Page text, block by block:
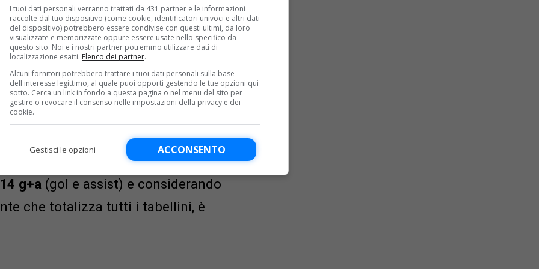
ilpiccolo Mozart, ma in campo
molto. Tanta corsa e tenacia,
palloni recuperati. Caratteristiche
di reggere un centrocampo
da Joao Neves-Vitinha-Fabian
contribuisce a crearne: in
14 g+a (gol e assist) e considerando
che totalizza tutti i tabellini, è
I tuoi dati personali verranno trattati da 431 partner e le informazioni
raccolte dal tuo dispositivo (come cookie, identificatori univoci e altri dati
del dispositivo) potrebbero essere condivise con questi ultimi, da loro
visualizzate e memorizzate oppure essere usate nello specifico da
questo sito. Noi e i nostri partner potremmo utilizzare dati di
localizzazione esatti. Elenco dei partner.
Alcuni fornitori potrebbero trattare i tuoi dati personali sulla base
dell'interesse legittimo, al quale puoi opporti gestendo le tue opzioni qui
sotto. Cerca un link in fondo a questa pagina o nel menu del sito per
gestire o revocare il consenso nelle impostazioni della privacy e dei
cookie.
ACCONSENTO
Gestisci le opzioni